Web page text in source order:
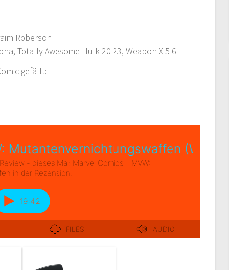
Roberson
Totally Awesome Hulk 20-23, Weapon X 5-6
gefällt: